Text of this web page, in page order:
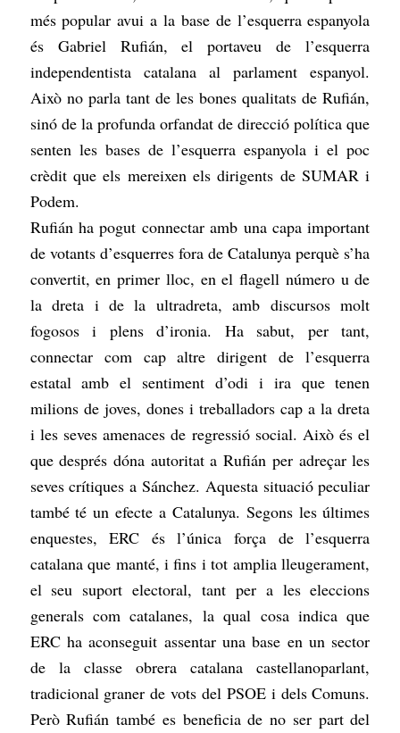
més popular avui a la base de l’esquerra espanyola
és Gabriel Rufián, el portaveu de l’esquerra
independentista catalana al parlament espanyol.
Això no parla tant de les bones qualitats de Rufián,
sinó de la profunda orfandat de direcció política que
senten les bases de l’esquerra espanyola i el poc
crèdit que els mereixen els dirigents de SUMAR i
Podem.
Rufián ha pogut connectar amb una capa important
de votants d’esquerres fora de Catalunya perquè s’ha
convertit, en primer lloc, en el flagell número u de
la dreta i de la ultradreta, amb discursos molt
fogosos i plens d’ironia. Ha sabut, per tant,
connectar com cap altre dirigent de l’esquerra
estatal amb el sentiment d’odi i ira que tenen
milions de joves, dones i treballadors cap a la dreta
i les seves amenaces de regressió social. Això és el
que després dóna autoritat a Rufián per adreçar les
seves crítiques a Sánchez. Aquesta situació peculiar
també té un efecte a Catalunya. Segons les últimes
enquestes, ERC és l’única força de l’esquerra
catalana que manté, i fins i tot amplia lleugerament,
el seu suport electoral, tant per a les eleccions
generals com catalanes, la qual cosa indica que
ERC ha aconseguit assentar una base en un sector
de la classe obrera catalana castellanoparlant,
tradicional graner de vots del PSOE i dels Comuns.
Però Rufián també es beneficia de no ser part del